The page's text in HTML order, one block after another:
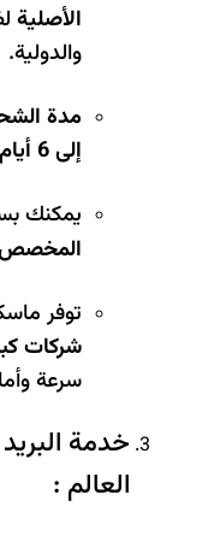
الأصلية
والدولية.
مدة
إلى 6 أيام
يمكنك
توفر
شركات
سرعة
خدمة
العالم :